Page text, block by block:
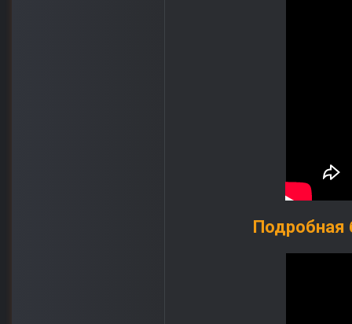
Подробная